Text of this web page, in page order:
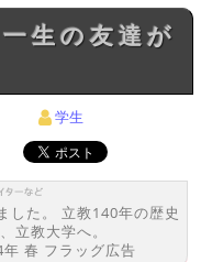
学生
した。 立教140年の歴史
立教大学へ。
春 フラッグ広告